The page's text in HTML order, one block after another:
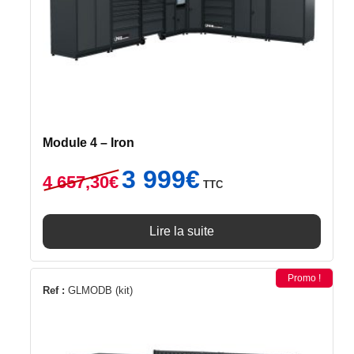
Module 4 – Iron
4 657,30€
Le
prix
était :
657,30€.
3 999€prix
est :
999€.
TTC
Lire la suite
Ref : GLMODB (kit)
Promo !